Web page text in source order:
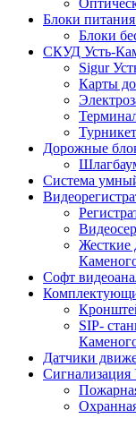
Блоки
Блоки
СКУД Усть-
Sigur
Карты
Дорожные
Система
Жесткие
Софт
SIP-
Датчики
Сигнализация